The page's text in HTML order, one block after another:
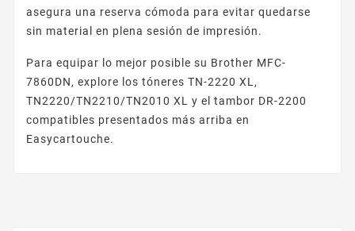
asegura una reserva cómoda para evitar quedarse
sin material en plena sesión de impresión.
Para equipar lo mejor posible su Brother MFC-
7860DN, explore los tóneres TN-2220 XL,
TN2220/TN2210/TN2010 XL y el tambor DR-2200
compatibles presentados más arriba en
Easycartouche.